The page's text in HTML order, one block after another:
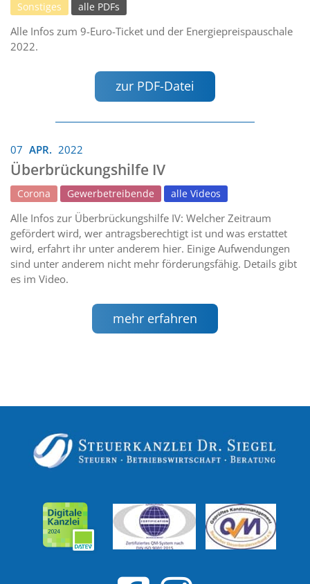
Sonstiges alle PDFs
Alle Infos zum 9-Euro-Ticket und der Energiepreispauschale
2022.
zur PDF-Datei
07 APR. 2022
Überbrückungshilfe IV
Corona Gewerbetreibende alle Videos
Alle Infos zur Überbrückungshilfe IV: Welcher Zeitraum
gefördert wird, wer antragsberechtigt ist und was erstattet
wird, erfahrt ihr unter anderem hier. Einige Aufwendungen
sind unter anderem nicht mehr förderungsfähig. Details gibt
es im Video.
mehr erfahren